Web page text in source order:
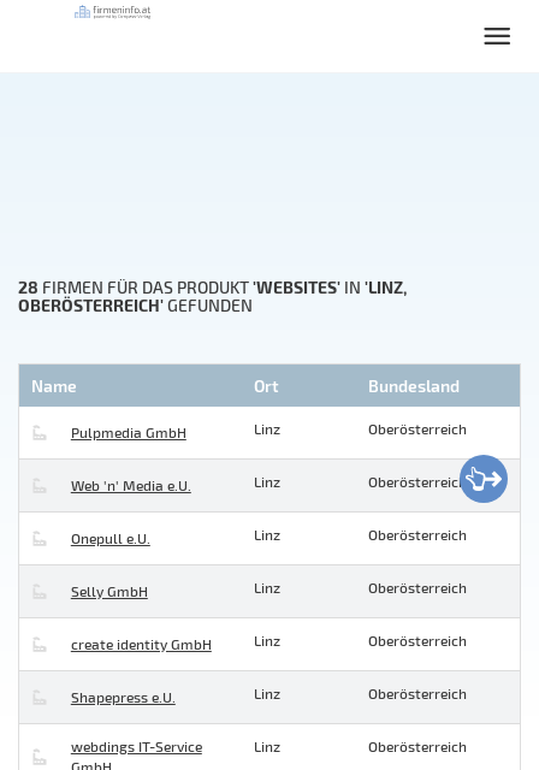
28 FIRMEN FÜR DAS PRODUKT'WEBSITES' IN 'LINZ,
OBERÖSTERREICH'GEFUNDEN
Name Ort Bundesland
Pulpmedia GmbH Linz Oberösterreich
Web 'n' Media e.U. Linz Oberösterreich
Onepull e.U. Linz Oberösterreich
Selly GmbH Linz Oberösterreich
create identity GmbH Linz Oberösterreich
Shapepress e.U. Linz Oberösterreich
webdings IT-Service
GmbH
Linz Oberösterreich